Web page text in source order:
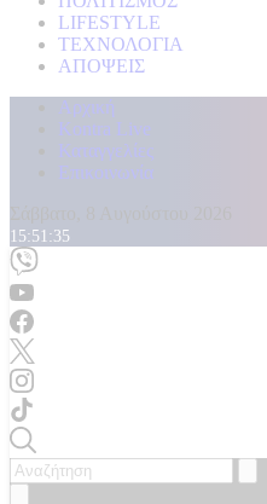
LIFESTYLE
ΤΕΧΝΟΛΟΓΙΑ
ΑΠΟΨΕΙΣ
Αρχική
Kontra Live
Καταγγελίες
Επικοινωνία
15:51:36